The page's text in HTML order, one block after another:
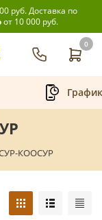
руб.Доставка по
от 10 000 руб.
0
КООСУР